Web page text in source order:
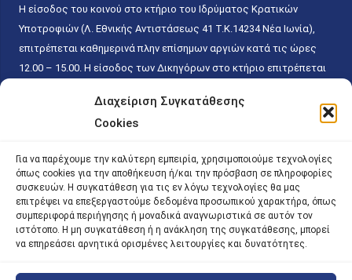
Διαχείριση Συγκατάθεσης
Cookies
Για να παρέχουμε την καλύτερη εμπειρία, χρησιμοποιούμε τεχνολογίες
όπως cookies για την αποθήκευση ή/και την πρόσβαση σε πληροφορίες
συσκευών. Η συγκατάθεση για τις εν λόγω τεχνολογίες θα μας
επιτρέψει να επεξεργαστούμε δεδομένα προσωπικού χαρακτήρα, όπως
συμπεριφορά περιήγησης ή μοναδικά αναγνωριστικά σε αυτόν τον
ιστότοπο. Η μη συγκατάθεση ή η ανάκληση της συγκατάθεσης, μπορεί
να επηρεάσει αρνητικά ορισμένες λειτουργίες και δυνατότητες.
Η είσοδος του κοινού στο κτήριο του Ιδρύματος Κρατικών
Υποτροφιών (Λ. Εθνικής Αντιστάσεως 41 T.K.14234 Νέα Ιωνία),
επιτρέπεται καθημερινά πλην επίσημων αργιών κατά τις ώρες
12.00 – 15.00. Η είσοδος των Δικηγόρων στο κτήριο επιτρέπεται
κάθε εργάσιμη ημέρα και ώρα χωρίς κανέναν χρονικό ή άλλο
περιορισμό. Η είσοδος του κοινού ειδικά στο γραφείο του
15.00. Η εξυπηρέτηση του κοινού πραγματοποιείται βάσει των
παγίων ισχυουσών διατάξεων. Για την αποφυγή συνωστισμού
εντός του εσωτερικού χώρου εξυπηρέτησης και αναμονής του
κοινού, η εξυπηρέτησή του δύναται να πραγματοποιείται κατόπιν
προγραμματισμένου ραντεβού.